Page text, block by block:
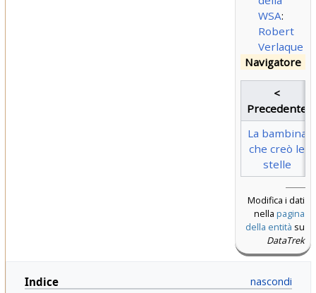
WSA:
Robert
Verlaque
Navigatore
<
Precedente
La bambina
che creò le
stelle
Modifica i dati
nella pagina
della entità su
DataTrek
Indice